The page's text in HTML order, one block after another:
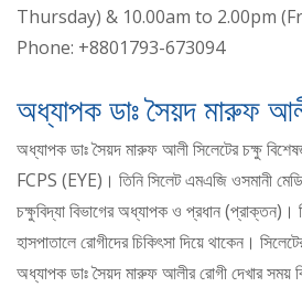
Thursday) & 10.00am to 2.00pm
Phone: +8801793-673094
অধ্যাপক ডাঃ সৈয়দ মারুফ
অধ্যাপক ডাঃ সৈয়দ মারুফ আলী সিলেটের চক্ষু
FCPS (EYE)। তিনি সিলেট এমএজি ওসমানী
চক্ষুবিদ্যা বিভাগের অধ্যাপক ও প্রধান (প্রাক্তন)।
হাসপাতালে রোগীদের চিকিৎসা দিয়ে থাকেন।
অধ্যাপক ডাঃ সৈয়দ মারুফ আলীর রোগী দেখার সময়